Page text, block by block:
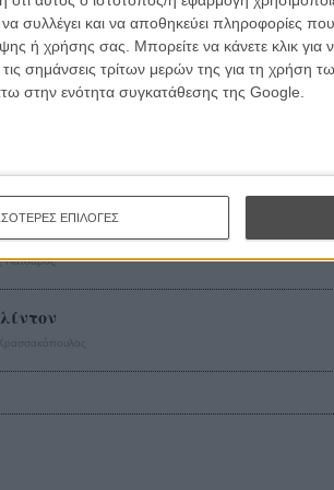
συλλέγει και να αποθηκεύει πληροφορίες
ή χρήσης σας. Μπορείτε να κάνετε κλικ για
σημάνσεις τρίτων μερών της για τη χρήση
στην ενότητα συγκατάθεσης της Google.
ΕΠΙΛΟΓΕΣ
Τραμπ (ξανά) χθες στο
στις αμερικανικές εκλογές!
τις εκλογές του 2016 για την
Πατσαβός